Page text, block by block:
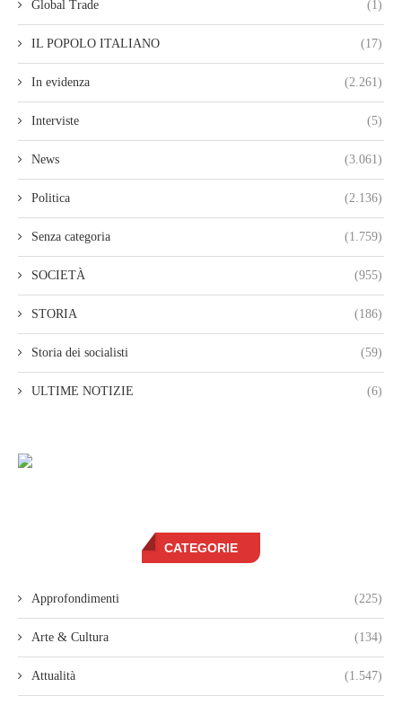
Global Trade (1)
IL POPOLO ITALIANO (17)
In evidenza (2.261)
Interviste (5)
News (3.061)
Politica (2.136)
Senza categoria (1.759)
SOCIETÀ (955)
STORIA (186)
Storia dei socialisti (59)
ULTIME NOTIZIE (6)
CATEGORIE
Approfondimenti (225)
Arte & Cultura (134)
Attualità (1.547)